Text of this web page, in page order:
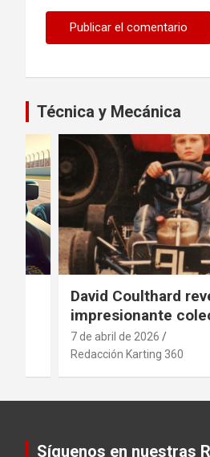
Técnica y Mecánica
David Coulthard
impresionante
vehículos
7 de abril de 2026
Redacción Karting 360
Síguenos en nuestras